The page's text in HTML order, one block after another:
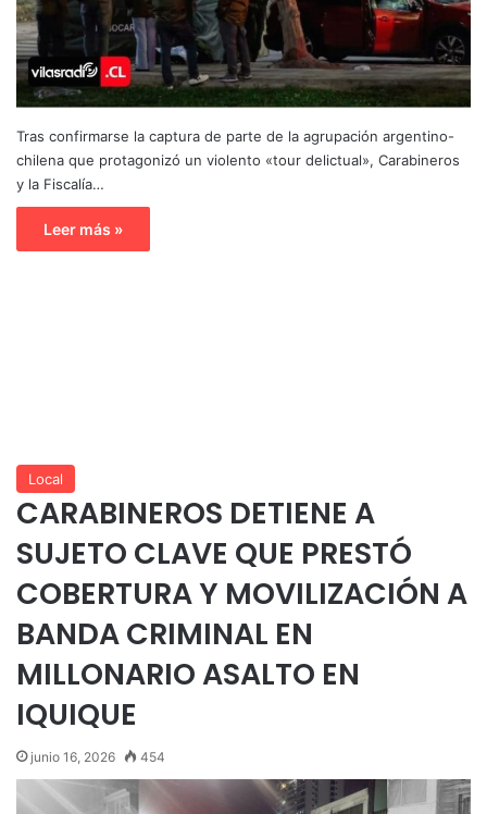
Tras confirmarse la captura de parte de la agrupación argentino-
chilena que protagonizó un violento «tour delictual», Carabineros
y la Fiscalía…
Leer más »
Local
CARABINEROS DETIENE A
SUJETO CLAVE QUE PRESTÓ
COBERTURA Y MOVILIZACIÓN A
BANDA CRIMINAL EN
MILLONARIO ASALTO EN
IQUIQUE
junio 16, 2026 454